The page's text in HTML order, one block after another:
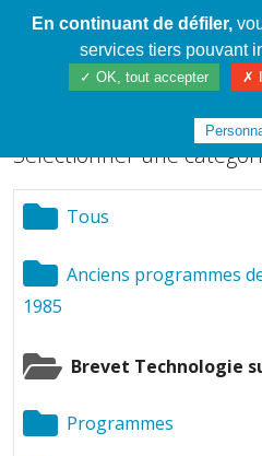
Cahier de textes
Chargement de
Sélectionner une
Tous
Anciens programmes
1985
Brevet Technologie
Programmes
En continuant de défiler,
services tiers pouvant
✓ OK, tout accepter ✗